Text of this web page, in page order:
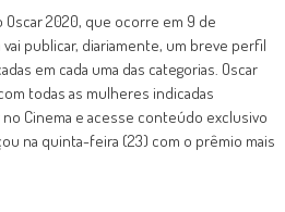
2020, que ocorre em 9 de
publicar, diariamente, um breve perfil
em cada uma das categorias. Oscar
todas as mulheres indicadas
Cinema e acesse conteúdo exclusivo
na quinta-feira (23) com o prêmio mais